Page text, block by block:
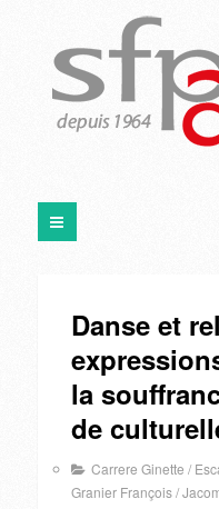
Danse et
la
de
Carrere Ginette /
Granier François/